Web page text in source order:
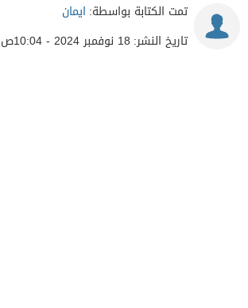
تمت الكتابة بواسطة: ايمان
تاريخ النشر: 18 نوفمبر 2024 - 10:04ص